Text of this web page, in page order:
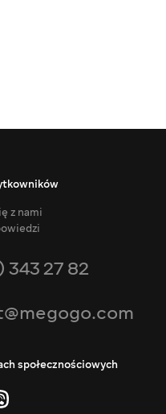
z nami
343 27 82
społecznościowych